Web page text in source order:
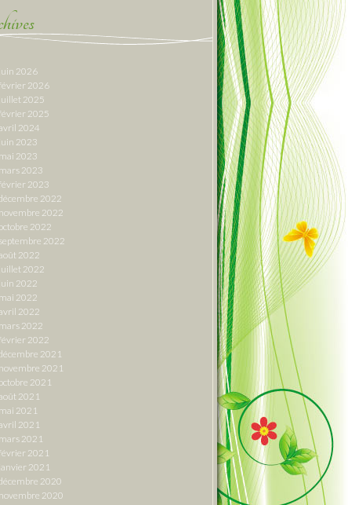
juin 2026
février 2026
juillet 2025
février 2025
2024
juin 2023
mai 2023
mars 2023
février 2023
2022
novembre 2022
2022
septembre 2022
2022
juillet 2022
juin 2022
mai 2022
2022
mars 2022
février 2022
2021
novembre 2021
2021
2021
mai 2021
2021
mars 2021
février 2021
janvier 2021
2020
novembre 2020